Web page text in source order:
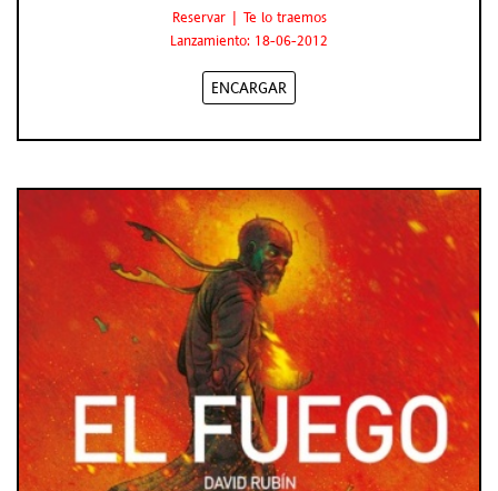
Reservar | Te lo traemos
Lanzamiento: 18-06-2012
ENCARGAR